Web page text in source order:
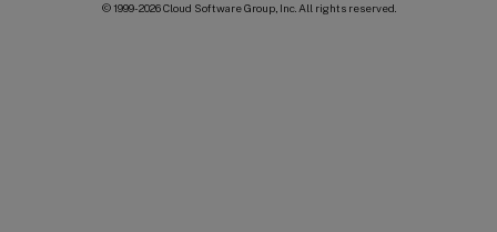
© 1999-2026Cloud Software Group, Inc. All rights reserved.